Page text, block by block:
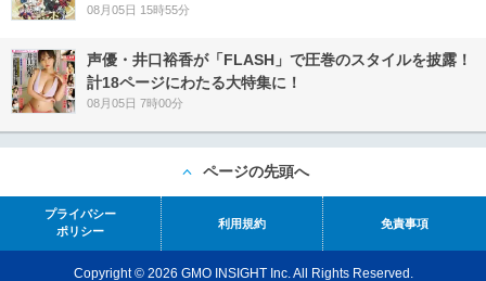
08月05日 15時55分
声優・井口裕香が「FLASH」で圧巻のスタイルを披露！
計18ページにわたる大特集に！
08月05日 7時00分
ページの先頭へ
プライバシー
ポリシー
利用規約 免責事項
Copyright © 2026 GMO INSIGHT Inc. All Rights Reserved.